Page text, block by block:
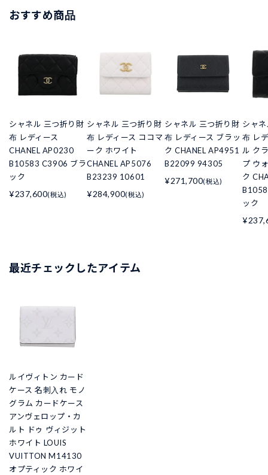
おすすめ商品
シャネル 三つ折り財
布 レディース
CHANEL AP0230
B10583 C3906 ブラ
ック
¥237,600(税込)
シャネル 三つ折り財
布 レディース ココマ
ーク ホワイト
CHANEL AP5076
B23239 10601
¥284,900(税込)
シャネル 三つ折り財
布 レディース ブラッ
ク CHANEL AP4951
B22099 94305
¥271,700(税込)
シャ
布 レ
ル ク
プ ウ
ク
ック
最近チェックしたアイテム
ルイヴィトン カード
ケース 名刺入れ モノ
グラム カードケース
アンヴェロップ・カ
ルト ドゥ ヴィジット
ホワイト LOUIS
VUITTON M14130
オプティック ホワイ